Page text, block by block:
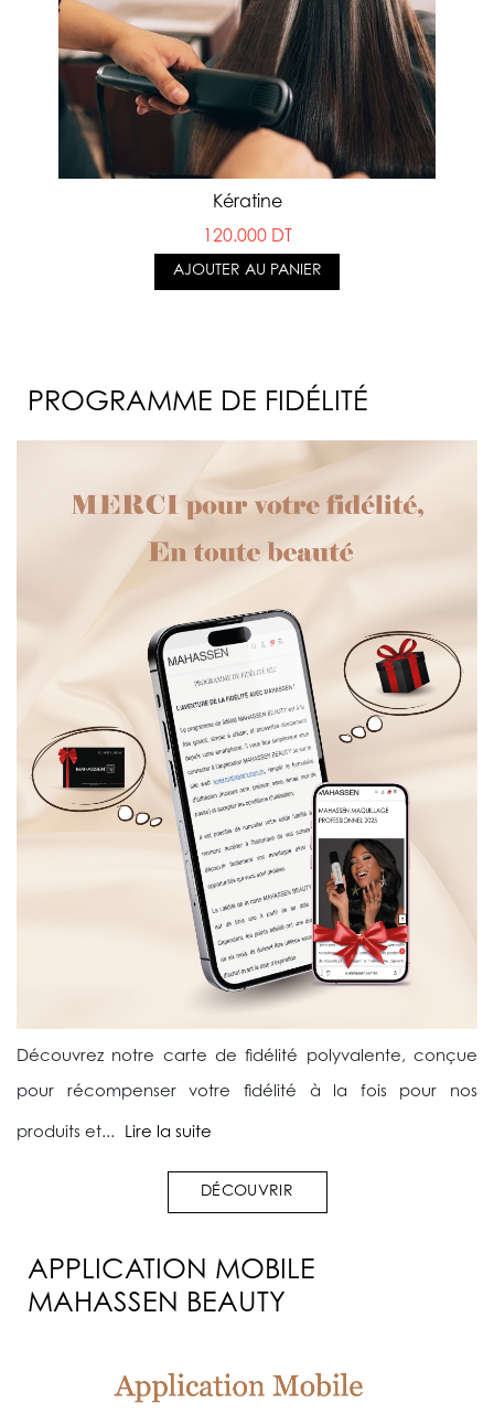
Kératine
120.000 DT
AJOUTER AU PANIER
PROGRAMME DE FIDÉLITÉ
Découvrez notre carte de fidélité polyvalente, conçue
pour récompenser votre fidélité à la fois pour nos
produits et... Lire la suite
DÉCOUVRIR
APPLICATION MOBILE
MAHASSEN BEAUTY